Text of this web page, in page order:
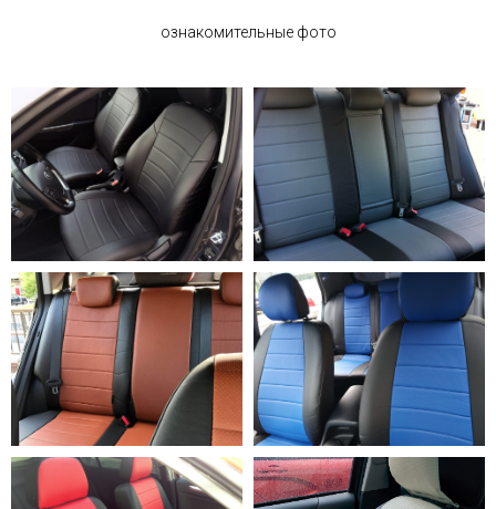
ознакомительные фото